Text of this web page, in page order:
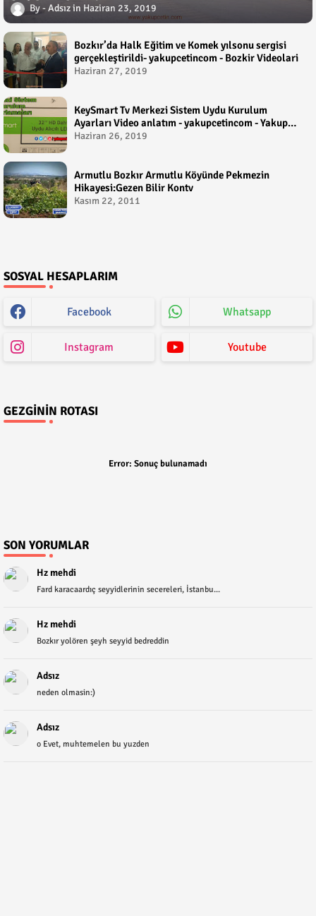
Adsız Haziran 23, 2019
Bozkır’da Halk Eğitim ve Komek yılsonu sergisi
gerçekleştirildi- yakupcetincom - Bozkir Videolari
Haziran 27, 2019
KeySmart Tv Merkezi Sistem Uydu Kurulum
Ayarları Video anlatım - yakupcetincom - Yakup
Çetin
Haziran 26, 2019
Armutlu Bozkır Armutlu Köyünde Pekmezin
Hikayesi:Gezen Bilir Kontv
Kasım 22, 2011
SOSYAL HESAPLARIM
Facebook Whatsapp
Instagram Youtube
GEZGININ ROTASI
Error: Sonuç bulunamadı
SON YORUMLAR
Hz mehdi
Fard karacaardıç seyyidlerinin secereleri, İstanbu...
Hz mehdi
Bozkır yolören şeyh seyyid bedreddin
Adsız
neden olmasin:)
Adsız
o Evet, muhtemelen bu yuzden